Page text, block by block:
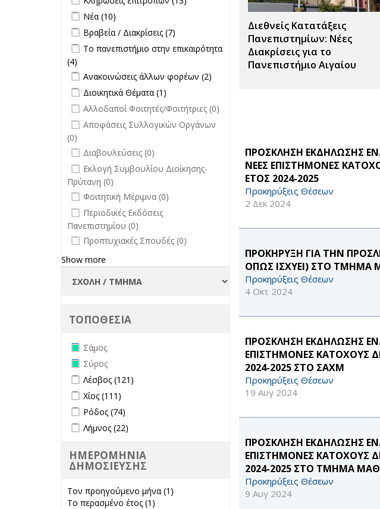
Διεθνείς Κατατάξεις
Πανεπιστημίων: Νέες
Διακρίσεις για το
Πανεπιστήμιο Αιγαίου
ΠΡΟΣΚΛΗΣΗ ΕΚΔΗΛΩΣΗΣ
ΝΕΕΣ ΕΠΙΣΤΗΜΟΝΕΣ
ΕΤΟΣ 2024-2025
Προκηρύξεις Θέσεων
2 Δεκ 2024
ΠΡΟΚΗΡΥΞΗ ΓΙΑ ΤΗΝ
ΟΠΩΣ ΙΣΧΥΕΙ) ΣΤΟ ΤΜΗΜΑ
Προκηρύξεις Θέσεων
4 Οκτ 2024
ΠΡΟΣΚΛΗΣΗ ΕΚΔΗΛΩΣΗΣ
ΕΠΙΣΤΗΜΟΝΕΣ ΚΑΤΟΧΟΥΣ
2024-2025 ΣΤΟ ΣΑΧΜ
Προκηρύξεις Θέσεων
19 Αυγ 2024
ΠΡΟΣΚΛΗΣΗ ΕΚΔΗΛΩΣΗΣ
ΕΠΙΣΤΗΜΟΝΕΣ ΚΑΤΟΧΟΥΣ
2024-2025 ΣΤΟ ΤΜΗΜΑ
Προκηρύξεις Θέσεων
9 Αυγ 2024
Σπουδές filter
Apply Νέα filter
Νέα (10)
Apply Βραβεία / Διακρίσεις filter
Βραβεία / Διακρίσεις (7)
Διακρίσεις
Apply Το πανεπιστήμιο στην
επικαιρότητα filter
Το πανεπιστήμιο στην επικαιρότητα
(4)
επικαιρότητα filter
Apply Ανακοινώσεις άλλων φορέων
filter
Ανακοινώσεις άλλων φορέων (2)
φορέων filter
Apply Διοικητικά Θέματα filter
Διοικητικά Θέματα (1)
undefined
Αλλοδαποί Φοιτητές/Φοιτήτριες (0)
undefined
Αποφάσεις Συλλογικών Οργάνων
(0)
undefined
Διαβουλεύσεις (0)
undefined
Εκλογή Συμβουλίου Διοίκησης-
Πρύτανη (0)
undefined
Φοιτητική Μέριμνα (0)
undefined
Περιοδικές Εκδόσεις
Πανεπιστημίου (0)
undefined
Προπτυχιακές Σπουδές (0)
Show more
ΤΟΠΟΘΕΣΙΑ
Remove Σάμος filter
Σάμος
Remove Σύρος filter
Σύρος
Apply Λέσβος filter
Λέσβος (121)
Apply Χίος filter
Χίος (111)
Apply Ρόδος filter
Ρόδος (74)
Apply Λήμνος filter
Λήμνος (22)
ΗΜΕΡΟΜΗΝΙΑ
ΔΗΜΟΣΙΕΥΣΗΣ
Τον προηγούμενο μήνα (1)
Το περασμένο έτος (1)